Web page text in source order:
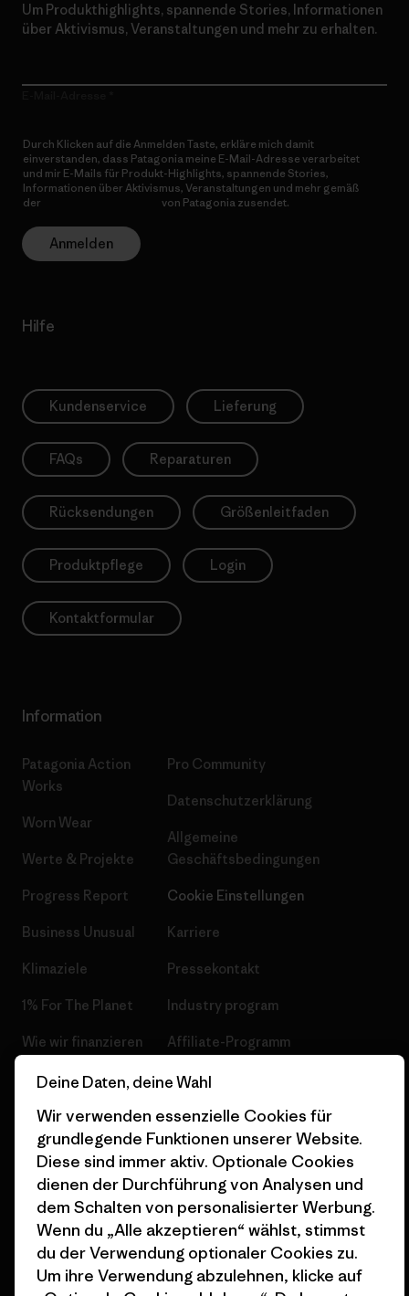
Um Produkthighlights, spannende Stories, Informationen
über Aktivismus, Veranstaltungen und mehr zu erhalten.
Durch Klicken auf die Anmelden Taste, erkläre mich damit
einverstanden, dass Patagonia meine E-Mail-Adresse verarbeitet
und mir E-Mails für Produkt-Highlights, spannende Stories,
Informationen über Aktivismus, Veranstaltungen und mehr gemäß
der
von Patagonia zusendet.
Anmelden
Hilfe
Kundenservice Lieferung
FAQs Reparaturen
Rücksendungen Größenleitfaden
Produktpflege Login
Kontaktformular
Information
Patagonia Action
Works
Worn Wear
Werte & Projekte
Progress Report
Business Unusual
Klimaziele
1% For The Planet
Wie wir finanzieren
Geschenkgutscheine
Stores in deiner
Nähe
Pro Community
Datenschutzerklärung
Allgemeine
Geschäftsbedingungen
Cookie Einstellungen
Karriere
Pressekontakt
Industry program
Affiliate-Programm
Patagonia Deutschland
© 2026 Patagonia, Inc. All Rights Reserved.
Deine Daten, deine Wahl
Wir verwenden essenzielle Cookies für
grundlegende Funktionen unserer Website.
Diese sind immer aktiv. Optionale Cookies
dienen der Durchführung von Analysen und
dem Schalten von personalisierter Werbung.
Wenn du „Alle akzeptieren“ wählst, stimmst
du der Verwendung optionaler Cookies zu.
Um ihre Verwendung abzulehnen, klicke auf